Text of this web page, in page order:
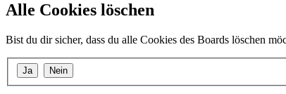
Alle Cookies löschen
Bist du dir sicher, dass du alle Cookies des Boards löschen